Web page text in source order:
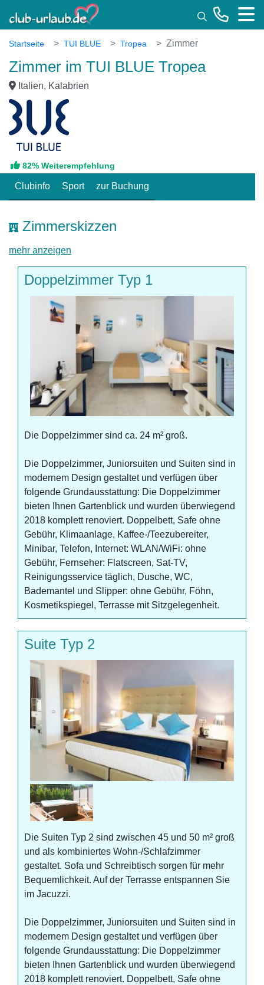
Startseite TUI BLUE Tropea Zimmer
Zimmer im TUI BLUE Tropea
Italien, Kalabrien
82% Weiterempfehlung
Clubinfo Sport zur Buchung
Zimmerskizzen
mehr anzeigen
Doppelzimmer Typ 1
Die Doppelzimmer sind ca. 24 m² groß.
Die Doppelzimmer, Juniorsuiten und Suiten sind in
modernem Design gestaltet und verfügen über
folgende Grundausstattung: Die Doppelzimmer
bieten Ihnen Gartenblick und wurden überwiegend
2018 komplett renoviert. Doppelbett, Safe ohne
Gebühr, Klimaanlage, Kaffee-/Teezubereiter,
Minibar, Telefon, Internet: WLAN/WiFi: ohne
Gebühr, Fernseher: Flatscreen, Sat-TV,
Reinigungsservice täglich, Dusche, WC,
Bademantel und Slipper: ohne Gebühr, Föhn,
Kosmetikspiegel, Terrasse mit Sitzgelegenheit.
Suite Typ 2
Die Suiten Typ 2 sind zwischen 45 und 50 m² groß
und als kombiniertes Wohn-/Schlafzimmer
gestaltet. Sofa und Schreibtisch sorgen für mehr
Bequemlichkeit. Auf der Terrasse entspannen Sie
im Jacuzzi.
Die Doppelzimmer, Juniorsuiten und Suiten sind in
modernem Design gestaltet und verfügen über
folgende Grundausstattung: Die Doppelzimmer
bieten Ihnen Gartenblick und wurden überwiegend
2018 komplett renoviert. Doppelbett, Safe ohne